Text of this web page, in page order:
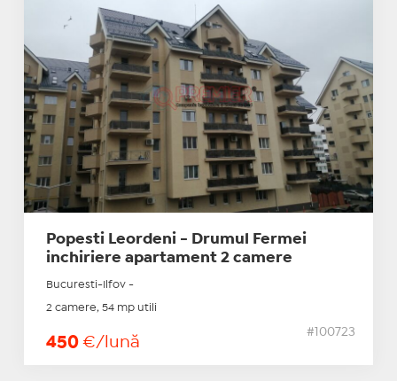
Popesti Leordeni - Drumul Fermei
inchiriere apartament 2 camere
Bucuresti-Ilfov -
2 camere, 54 mp utili
450 €/lună
#100723